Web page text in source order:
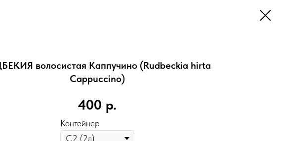
волосистая Каппучино (Rudbeckia hirta
Cappuccino)
400 р.
Контейнер